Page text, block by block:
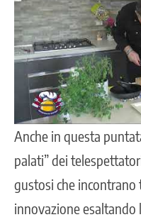
Anche in questa
palati” dei
gustosi che incontrano
innovazione esaltando